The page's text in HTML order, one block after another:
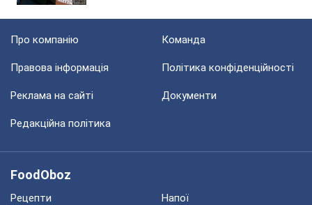
Про компанію Команда
Правова інформація Політика конфіденційності
Реклама на сайті Документи
Редакційна політика
FoodOboz
Рецепти
Напої